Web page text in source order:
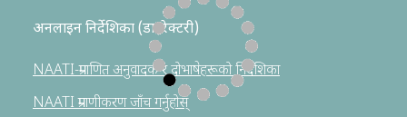
अनलाइन निर्देशिका (डाइरेक्टरी)
NAATI-प्रमाणित अनुवादक र दोभाषेहरूको निर्देशिका
NAATI प्रमाणीकरण जाँच गर्नुहोस्